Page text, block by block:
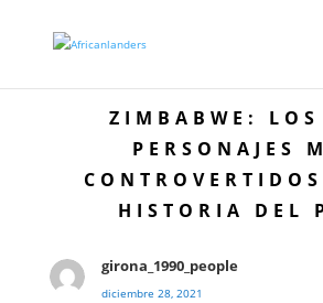
ZIMBABWE: LOS
PERSONAJES
HISTORIA DEL
girona_1990_people
diciembre 28, 2021